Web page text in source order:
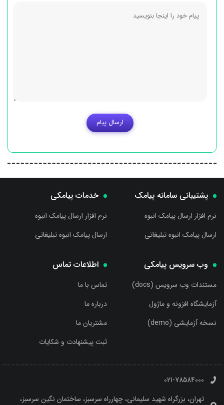
ارسال پیام
پشتیبانی سامانه پیامک
نرم افزار ارسال پیامک انبوه
ارسال پیامک انبوه تبلیغاتی
خدمات پیامکی
نرم افزار ارسال پیامک انبوه
ارسال پیامک انبوه تبلیغاتی
وب سرویس پیامکی
مستندات وب سرویس (docs)
آزمایشگاه افزونه و ماژول
نسخه آزمایشی (demo)
اطلاعات تماس
تماس با ما
درباره ما
مشتریان ما
ثبت پیشنهادت و شکایات
021-78584000
تهران، بزرگراه شهید سلیمانی، چهارراه سرسبز، ساختمان نگین سرسبز،